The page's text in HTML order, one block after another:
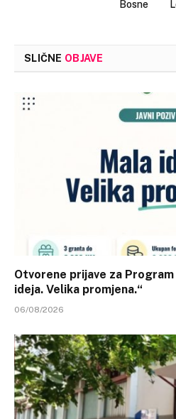
Bosne
SLIČNE OBJAVE
Otvorene prijave za
ideja. Velika promjena.“
06/08/2026